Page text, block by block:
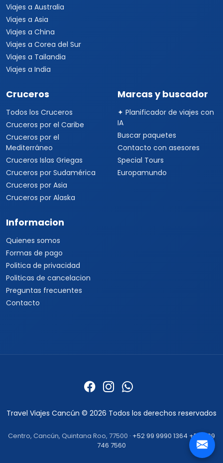
Viajes a Australia
Viajes a Asia
Viajes a China
Viajes a Corea del Sur
Viajes a Tailandia
Viajes a India
Cruceros
Todos los Cruceros
Cruceros por el Caribe
Cruceros por el
Mediterráneo
Cruceros Islas Griegas
Cruceros por Sudamérica
Cruceros por Asia
Cruceros por Alaska
Marcas y buscador
✦ Planificador de viajes con
IA
Buscar paquetes
Contacto con asesores
Special Tours
Europamundo
Informacion
Quienes somos
Formas de pago
Politica de privacidad
Politicas de cancelacion
Preguntas frecuentes
Contacto
Travel Viajes Cancún © 2026 Todos los derechos reservados
Centro, Cancún, Quintana Roo, 77500 · +52 99 9990 1364 +52 999
746 7560